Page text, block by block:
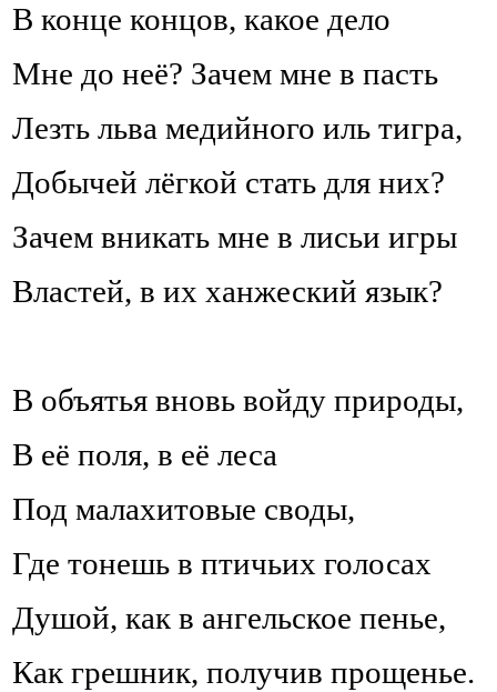
В конце концов, какое дело
Мне до неё? Зачем мне в пасть
Лезть льва медийного иль тигра,
Добычей лёгкой стать для них?
Зачем вникать мне в лисьи игры
Властей, в их ханжеский язык?
В объятья вновь войду природы,
В её поля, в её леса
Под малахитовые своды,
Где тонешь в птичьих голосах
Душой, как в ангельское пенье,
Как грешник, получив прощенье.